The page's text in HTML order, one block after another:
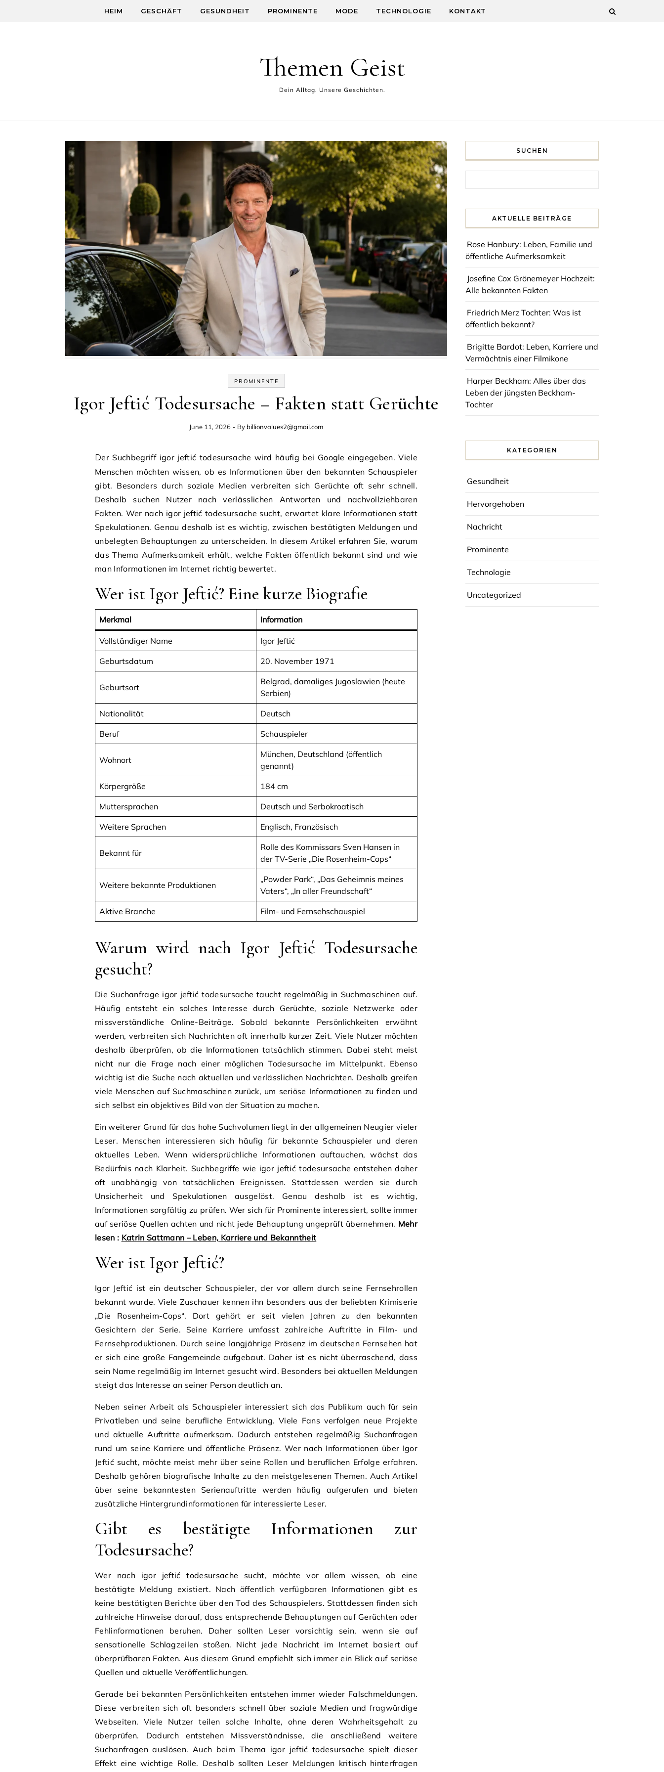
HEIM GESCHÄFT GESUNDHEIT PROMINENTE MODE TECHNOLOGIE KONTAKT
Themen Geist
Dein Alltag. Unsere Geschichten.
PROMINENTE
Igor Jeftić Todesursache – Fakten statt Gerüchte
June 11, 2026 - By billionvalues2@gmail.com
Der Suchbegriff igor jeftić todesursache wird häufig bei Google eingegeben. Viele
Menschen möchten wissen, ob es Informationen über den bekannten Schauspieler
gibt. Besonders durch soziale Medien verbreiten sich Gerüchte oft sehr schnell.
Deshalb suchen Nutzer nach verlässlichen Antworten und nachvollziehbaren
Fakten. Wer nach igor jeftić todesursache sucht, erwartet klare Informationen statt
Spekulationen. Genau deshalb ist es wichtig, zwischen bestätigten Meldungen und
unbelegten Behauptungen zu unterscheiden. In diesem Artikel erfahren Sie, warum
das Thema Aufmerksamkeit erhält, welche Fakten öffentlich bekannt sind und wie
man Informationen im Internet richtig bewertet.
Wer ist Igor Jeftić? Eine kurze Biografie
Merkmal Information
Vollständiger Name Igor Jeftić
Geburtsdatum 20. November 1971
Geburtsort
Belgrad, damaliges Jugoslawien (heute
Serbien)
Nationalität Deutsch
Beruf Schauspieler
Wohnort
München, Deutschland (öffentlich
genannt)
Körpergröße 184 cm
Muttersprachen Deutsch und Serbokroatisch
Weitere Sprachen Englisch, Französisch
Bekannt für
Rolle des Kommissars Sven Hansen in
der TV-Serie „Die Rosenheim-Cops“
Weitere bekannte Produktionen
„Powder Park“, „Das Geheimnis meines
Vaters“, „In aller Freundschaft“
Aktive Branche Film- und Fernsehschauspiel
Warum wird nach Igor Jeftić Todesursache
gesucht?
Die Suchanfrage igor jeftić todesursache taucht regelmäßig in Suchmaschinen auf.
Häufig entsteht ein solches Interesse durch Gerüchte, soziale Netzwerke oder
missverständliche Online-Beiträge. Sobald bekannte Persönlichkeiten erwähnt
werden, verbreiten sich Nachrichten oft innerhalb kurzer Zeit. Viele Nutzer möchten
deshalb überprüfen, ob die Informationen tatsächlich stimmen. Dabei steht meist
nicht nur die Frage nach einer möglichen Todesursache im Mittelpunkt. Ebenso
wichtig ist die Suche nach aktuellen und verlässlichen Nachrichten. Deshalb greifen
viele Menschen auf Suchmaschinen zurück, um seriöse Informationen zu finden und
sich selbst ein objektives Bild von der Situation zu machen.
Ein weiterer Grund für das hohe Suchvolumen liegt in der allgemeinen Neugier vieler
Leser. Menschen interessieren sich häufig für bekannte Schauspieler und deren
aktuelles Leben. Wenn widersprüchliche Informationen auftauchen, wächst das
Bedürfnis nach Klarheit. Suchbegriffe wie igor jeftić todesursache entstehen daher
oft unabhängig von tatsächlichen Ereignissen. Stattdessen werden sie durch
Unsicherheit und Spekulationen ausgelöst. Genau deshalb ist es wichtig,
Informationen sorgfältig zu prüfen. Wer sich für Prominente interessiert, sollte immer
auf seriöse Quellen achten und nicht jede Behauptung ungeprüft übernehmen. Mehr
lesen : Katrin Sattmann – Leben, Karriere und Bekanntheit
Wer ist Igor Jeftić?
Igor Jeftić ist ein deutscher Schauspieler, der vor allem durch seine Fernsehrollen
bekannt wurde. Viele Zuschauer kennen ihn besonders aus der beliebten Krimiserie
„Die Rosenheim-Cops“. Dort gehört er seit vielen Jahren zu den bekannten
Gesichtern der Serie. Seine Karriere umfasst zahlreiche Auftritte in Film- und
Fernsehproduktionen. Durch seine langjährige Präsenz im deutschen Fernsehen hat
er sich eine große Fangemeinde aufgebaut. Daher ist es nicht überraschend, dass
sein Name regelmäßig im Internet gesucht wird. Besonders bei aktuellen Meldungen
steigt das Interesse an seiner Person deutlich an.
Neben seiner Arbeit als Schauspieler interessiert sich das Publikum auch für sein
Privatleben und seine berufliche Entwicklung. Viele Fans verfolgen neue Projekte
und aktuelle Auftritte aufmerksam. Dadurch entstehen regelmäßig Suchanfragen
rund um seine Karriere und öffentliche Präsenz. Wer nach Informationen über Igor
Jeftić sucht, möchte meist mehr über seine Rollen und beruflichen Erfolge erfahren.
Deshalb gehören biografische Inhalte zu den meistgelesenen Themen. Auch Artikel
über seine bekanntesten Serienauftritte werden häufig aufgerufen und bieten
zusätzliche Hintergrundinformationen für interessierte Leser.
Gibt es bestätigte Informationen zur
Todesursache?
Wer nach igor jeftić todesursache sucht, möchte vor allem wissen, ob eine
bestätigte Meldung existiert. Nach öffentlich verfügbaren Informationen gibt es
keine bestätigten Berichte über den Tod des Schauspielers. Stattdessen finden sich
zahlreiche Hinweise darauf, dass entsprechende Behauptungen auf Gerüchten oder
Fehlinformationen beruhen. Daher sollten Leser vorsichtig sein, wenn sie auf
sensationelle Schlagzeilen stoßen. Nicht jede Nachricht im Internet basiert auf
überprüfbaren Fakten. Aus diesem Grund empfiehlt sich immer ein Blick auf seriöse
Quellen und aktuelle Veröffentlichungen.
Gerade bei bekannten Persönlichkeiten entstehen immer wieder Falschmeldungen.
Diese verbreiten sich oft besonders schnell über soziale Medien und fragwürdige
Webseiten. Viele Nutzer teilen solche Inhalte, ohne deren Wahrheitsgehalt zu
überprüfen. Dadurch entstehen Missverständnisse, die anschließend weitere
Suchanfragen auslösen. Auch beim Thema igor jeftić todesursache spielt dieser
Effekt eine wichtige Rolle. Deshalb sollten Leser Meldungen kritisch hinterfragen
SUCHEN
AKTUELLE BEITRÄGE
Rose Hanbury: Leben, Familie und
öffentliche Aufmerksamkeit
Josefine Cox Grönemeyer Hochzeit:
Alle bekannten Fakten
Friedrich Merz Tochter: Was ist
öffentlich bekannt?
Brigitte Bardot: Leben, Karriere und
Vermächtnis einer Filmikone
Harper Beckham: Alles über das
Leben der jüngsten Beckham-
Tochter
KATEGORIEN
Gesundheit
Hervorgehoben
Nachricht
Prominente
Technologie
Uncategorized